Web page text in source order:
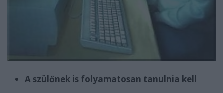
A szülőnek is folyamatosan tanulnia kell